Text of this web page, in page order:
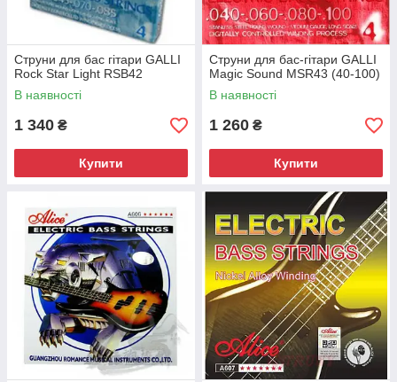
Струни для бас гітари GALLI
Rock Star Light RSB42
В наявності
1 340 ₴
Купити
Струни для бас-гітари GALLI
Magic Sound MSR43 (40-100)
В наявності
1 260 ₴
Купити